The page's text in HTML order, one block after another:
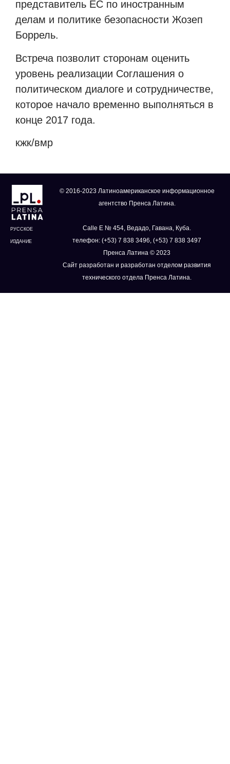
представитель ЕС по иностранным
делам и политике безопасности Жозеп
Боррель.
Встреча позволит сторонам оценить
уровень реализации Соглашения о
политическом диалоге и сотрудничестве,
которое начало временно выполняться в
конце 2017 года.
кжк/вмр
РУССКОЕ
ИЗДАНИЕ
© 2016-2023 Латиноамериканское информационное
агентство Пренса Латина.
Calle E № 454, Ведадо, Гавана, Куба.
телефон: (+53) 7 838 3496, (+53) 7 838 3497
Пренса Латина © 2023
Сайт разработан и разработан отделом развития
технического отдела Пренса Латина.